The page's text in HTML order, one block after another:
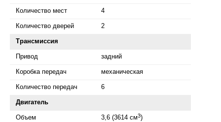
Количество мест 4
Количество дверей 2
Трансмиссия
Привод задний
Коробка передач механическая
Количество передач 6
Двигатель
Объем 3,6 (3614 см3)